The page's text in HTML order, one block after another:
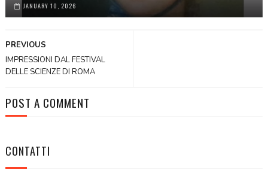
JANUARY 10, 2026
PREVIOUS
IMPRESSIONI DAL FESTIVAL
DELLE SCIENZE DI ROMA
POST A COMMENT
CONTATTI